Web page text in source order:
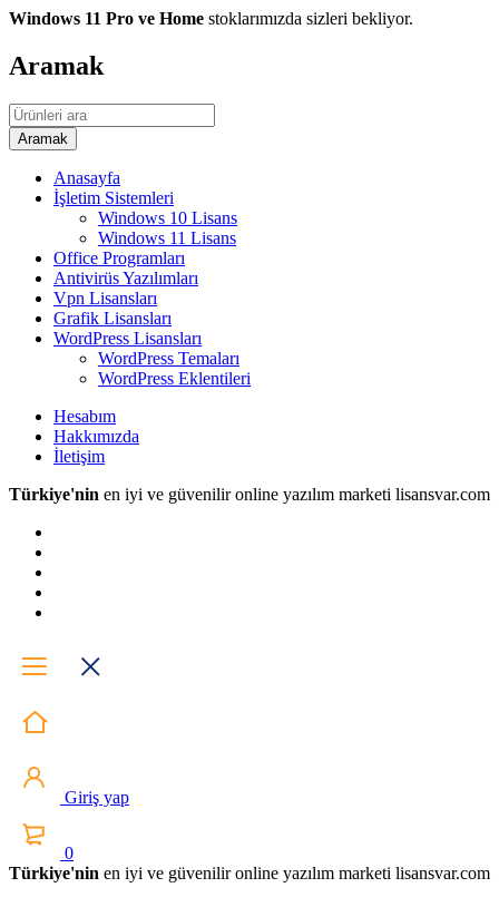
Windows 11 Pro ve Home stoklarımızda sizleri bekliyor.
Aramak
Anasayfa
İşletim Sistemleri
Windows 10 Lisans
Windows 11 Lisans
Office Programları
Antivirüs Yazılımları
Vpn Lisansları
Grafik Lisansları
WordPress Lisansları
WordPress Temaları
WordPress Eklentileri
Hesabım
Hakkımızda
İletişim
Türkiye'nin en iyi ve güvenilir online yazılım marketi lisansvar.com
Giriş yap
0
Türkiye'nin en iyi ve güvenilir online yazılım marketi lisansvar.com